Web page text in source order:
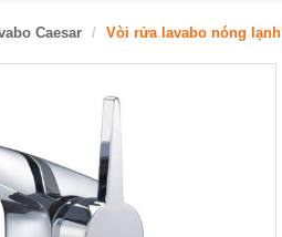
Caesar Vòi rửa lavabo nóng lạnh